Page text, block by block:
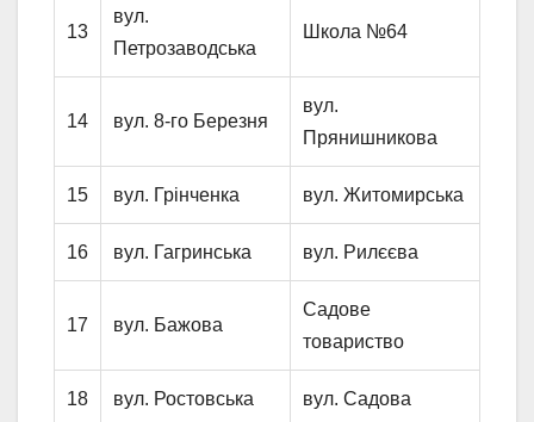
13
вул.
Петрозаводська
Школа №64
14 вул. 8-го Березня
вул.
Прянишникова
15 вул. Грінченка вул. Житомирська
16 вул. Гагринська вул. Рилєєва
17 вул. Бажова
Садове
товариство
18 вул. Ростовська вул. Садова